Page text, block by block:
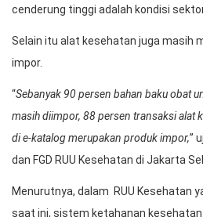
cenderung tinggi adalah kondisi
Selain itu alat kesehatan juga masih
impor.
“Sebanyak 90 persen bahan baku obat
masih diimpor, 88 persen transaksi alat
di e-katalog merupakan produk impor,”
dan FGD RUU Kesehatan di Jakarta
Menurutnya, dalam RUU Kesehatan
saat ini, sistem ketahanan